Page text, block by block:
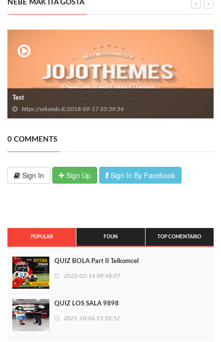
NEBE MAK ITA GOSTA
Test
https://sekundo.tl/2018-09-17 05:39:34
0 COMMENTS
Sign In Sign Up Sign In By Facebook
POPULAR FOUN TOP COMENTARIO
QUIZ BOLA Part II Telkomcel
2022-02-14 09:48:07
QUIZ LOS SALA 9898
2021-10-06 15:20:52